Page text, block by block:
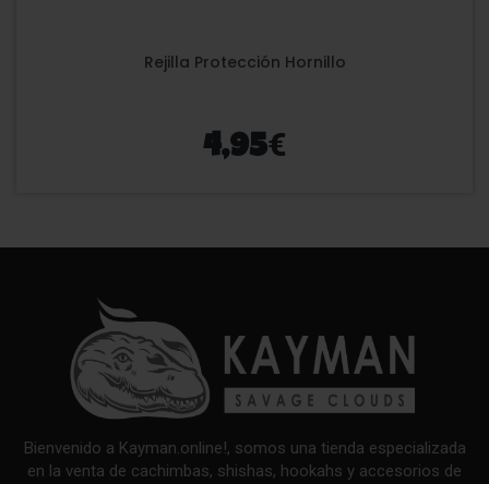
Rejilla Protección Hornillo
4,95€
Bienvenido a Kayman.online!, somos una tienda especializada
en la venta de cachimbas, shishas, hookahs y accesorios de